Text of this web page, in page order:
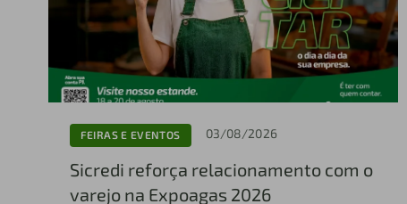
FEIRAS E EVENTOS 03/08/2026
Sicredi reforça relacionamento com o
varejo na Expoagas 2026